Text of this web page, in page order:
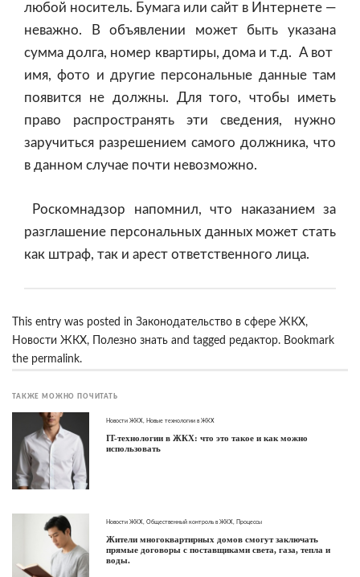
любой носитель. Бумага или сайт в Интернете —
неважно. В объявлении может быть указана
сумма долга, номер квартиры, дома и т.д. А вот
имя, фото и другие персональные данные там
появится не должны. Для того, чтобы иметь
право распространять эти сведения, нужно
заручиться разрешением самого должника, что
в данном случае почти невозможно.
Роскомнадзор напомнил, что наказанием за
разглашение персональных данных может стать
как штраф, так и арест ответственного лица.
This entry was posted in Законодательство в сфере ЖКХ,
Новости ЖКХ, Полезно знать and tagged редактор. Bookmark
the permalink.
ТАКЖЕ МОЖНО ПОЧИТАТЬ
Новости ЖКХ Новые технологии в ЖКХ
IT-технологии в ЖКХ: что это такое и как можно
использовать
Новости ЖКХ Общественный контроль в ЖКХ Процессы
Жители многоквартирных домов смогут заключать
прямые договоры с поставщиками света, газа, тепла и
воды.